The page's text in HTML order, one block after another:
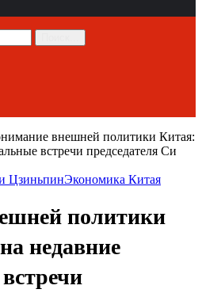
внешней политики Китая:
встречи председателя Си
ЦзиньпинЭкономика Китая
политики
недавние